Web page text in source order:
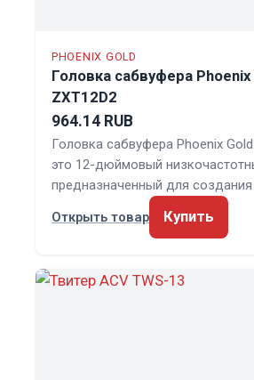
PHOENIX GOLD
Головка сабвуфера Phoenix
ZXT12D2
964.14 RUB
Головка сабвуфера Phoenix
это 12-дюймовый
предназначенный для
Открыть товар
Купить